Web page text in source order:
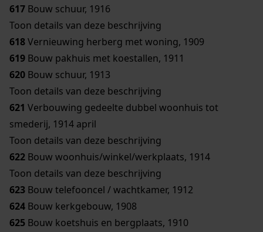
617 Bouw schuur, 1916
Toon details van deze beschrijving
618Vernieuwing herberg met woning, 1909
619 Bouw pakhuis met koestallen, 1911
620 Bouw schuur, 1913
Toon details van deze beschrijving
621 Verbouwing gedeelte dubbel woonhuis tot
smederij, 1914 april
Toon details van deze beschrijving
622 Bouw woonhuis/winkel/werkplaats, 1914
Toon details van deze beschrijving
623 Bouw telefooncel / wachtkamer, 1912
624 Bouw kerkgebouw, 1908
625 Bouw koetshuis en bergplaats, 1910